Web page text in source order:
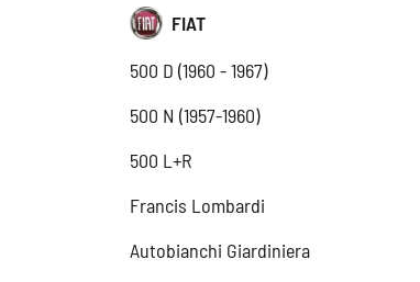
FIAT
500 D (1960 - 1967)
500 N (1957-1960)
500 L+R
Francis Lombardi
Autobianchi Giardiniera